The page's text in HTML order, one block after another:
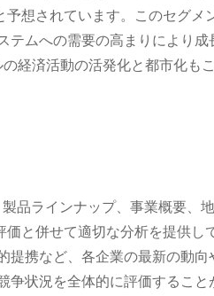
想されています。このセグメ
テムへの需要の高まりにより成
経済活動の活発化と都市化も
品ラインナップ、事業概要、
と併せて適切な分析を提供し
提携など、各企業の最新の動向
争状況を全体的に評価すること